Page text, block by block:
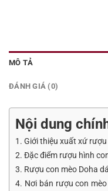
MÔ TẢ
ĐÁNH GIÁ (0)
Nội dung
1. Giới thiệu xuất xứ
2. Đặc điểm rượu hình
3. Rượu con mèo Doha
4. Nơi bán rượu con